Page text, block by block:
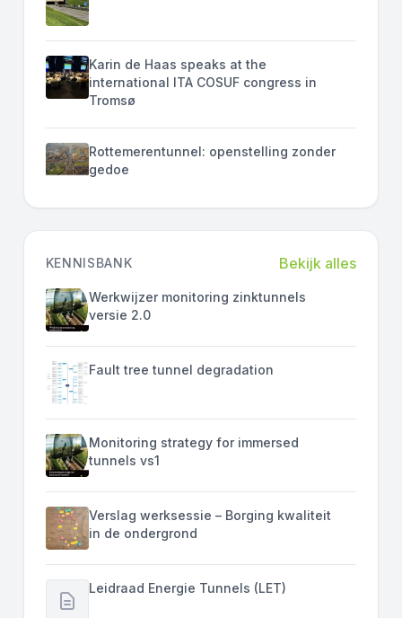
Karin de Haas speaks at the
international ITA COSUF congress in
Tromsø
Rottemerentunnel: openstelling zonder
gedoe
KENNISBANK Bekijk alles
Werkwijzer monitoring zinktunnels
versie 2.0
Fault tree tunnel degradation
Monitoring strategy for immersed
tunnels vs1
Verslag werksessie – Borging kwaliteit
in de ondergrond
Leidraad Energie Tunnels (LET)